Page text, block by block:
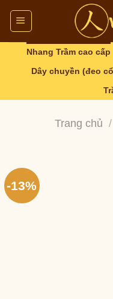
Skip
content
Nhang Trầm cao cấp
Dây chuyền (đeo
Trang chủ /
-13%